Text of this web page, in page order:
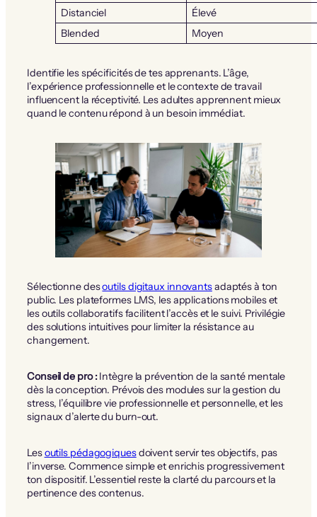
Distanciel
Élevé
Blended
Moyen
Identifie les spécificités de tes apprenants. L’âge,
l’expérience professionnelle et le contexte de travail
influencent la réceptivité. Les adultes apprennent mieux
quand le contenu répond à un besoin immédiat.
Sélectionne desoutils digitaux innovantsadaptés à ton
public. Les plateformes LMS, les applications mobiles et
les outils collaboratifs facilitent l’accès et le suivi. Privilégie
des solutions intuitives pour limiter la résistance au
changement.
Conseil de pro :Intègre la prévention de la santé mentale
dès la conception. Prévois des modules sur la gestion du
stress, l’équilibre vie professionnelle et personnelle, et les
signaux d’alerte du burn-out.
Lesoutils pédagogiquesdoivent servir tes objectifs, pas
l’inverse. Commence simple et enrichis progressivement
ton dispositif. L’essentiel reste la clarté du parcours et la
pertinence des contenus.